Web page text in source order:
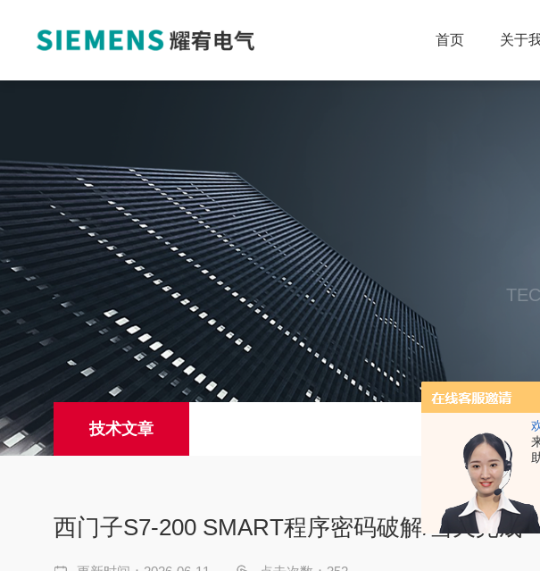
首页 关于
技术文章
西门子S7-200 SMART程序密码破解/当天完成